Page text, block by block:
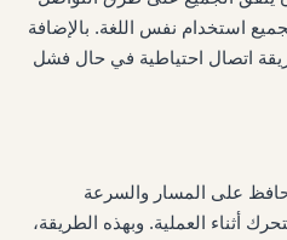
استخدام نفس اللغة. بالإضافة
اتصال احتياطية في حال فشل
على المسار والسرعة
أثناء العملية. وبهذه الطريقة،